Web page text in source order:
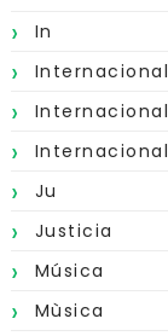
In
Internacional
Ju
Justicia
Música
Mùsica